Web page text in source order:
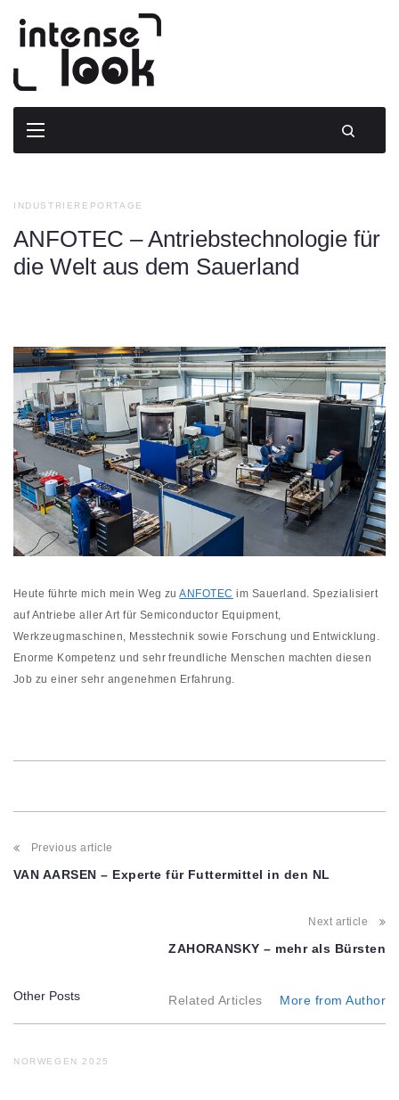
INDUSTRIEREPORTAGE
ANFOTEC – Antriebstechnologie für
die Welt aus dem Sauerland
Heute führte mich mein Weg zuANFOTEC im Sauerland. Spezialisiert
auf Antriebe aller Art für Semiconductor Equipment,
Werkzeugmaschinen, Messtechnik sowie Forschung und Entwicklung.
Enorme Kompetenz und sehr freundliche Menschen machten diesen
Job zu einer sehr angenehmen Erfahrung.
Post
navigation
Previous article
VAN AARSEN – Experte für Futtermittel in den NL
Next article
ZAHORANSKY – mehr als Bürsten
Other Posts Related Articles More from Author
NORWEGEN 2025